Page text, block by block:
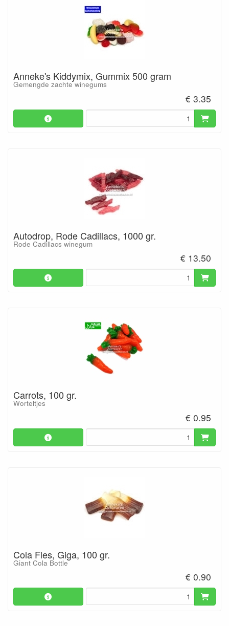
Anneke's Kiddymix, Gummix 500 gram
Gemengde zachte winegums
€ 3.35
Autodrop, Rode Cadillacs, 1000 gr.
Rode Cadillacs winegum
€ 13.50
Carrots, 100 gr.
Worteltjes
€ 0.95
Cola Fles, Giga, 100 gr.
Giant Cola Bottle
€ 0.90